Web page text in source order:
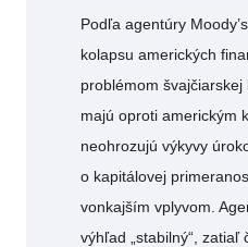
Podľa agentúry
kolapsu amerických
problémom
majú oproti americkým
neohrozujú výkyvy
o kapitálovej
vonkajším vplyvom.
výhľad „stabilný“,